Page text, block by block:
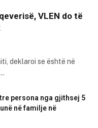
VLEN do të
deklaroi se është në
persona nga gjithsej 5
në familje në